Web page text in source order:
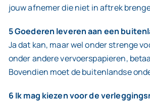
jouw afnemer die niet in aftrek
5 Goederen leveren aan een
Ja dat kan, maar wel onder strenge
onder andere vervoerspapieren,
Bovendien moet de buitenlandse
6 Ik mag kiezen voor de